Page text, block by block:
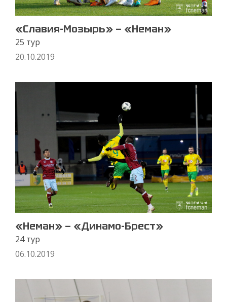
«Славия-Мозырь» — «Неман»
25 тур
20.10.2019
«Неман» — «Динамо-Брест»
24 тур
06.10.2019